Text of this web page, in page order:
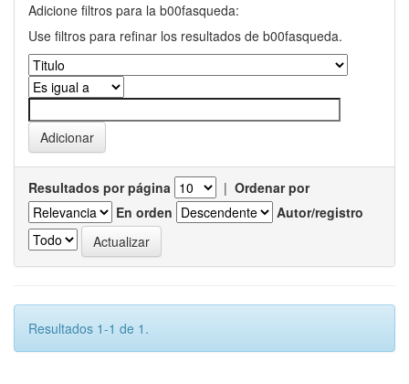
Adicione filtros para la b00fasqueda:
Use filtros para refinar los resultados de b00fasqueda.
Resultados por página | Ordenar por
En orden
Autor/registro
Resultados 1-1 de 1.